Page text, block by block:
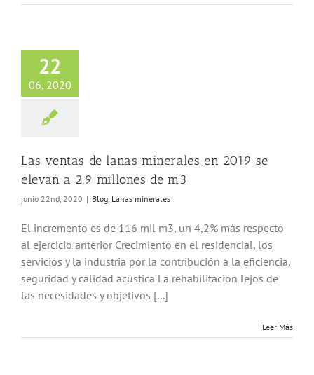
22
06, 2020
en 2019 se
2,9 millones de
minerales
Las ventas de lanas minerales en 2019 se
elevan a 2,9 millones de m3
junio 22nd, 2020 | Blog Lanas minerales
El incremento es de 116 mil m3, un 4,2% más respecto
al ejercicio anterior Crecimiento en el residencial, los
servicios y la industria por la contribución a la eficiencia,
seguridad y calidad acústica La rehabilitación lejos de
las necesidades y objetivos [...]
Leer Más